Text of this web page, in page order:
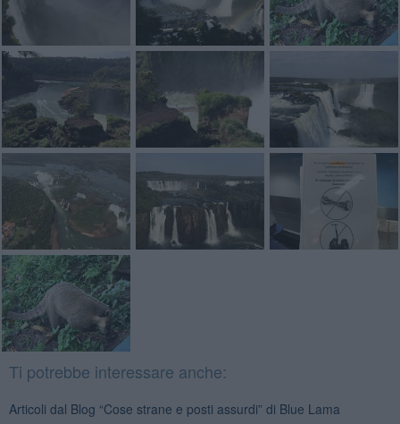
Ti potrebbe interessare anche:
Articoli dal Blog “Cose strane e posti assurdi” di Blue Lama